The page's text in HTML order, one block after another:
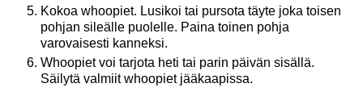
Kokoa whoopiet. Lusikoi tai pursota täyte joka toisen
pohjan sileälle puolelle. Paina toinen pohja
varovaisesti kanneksi.
Whoopiet voi tarjota heti tai parin päivän sisällä.
Säilytä valmiit whoopiet jääkaapissa.